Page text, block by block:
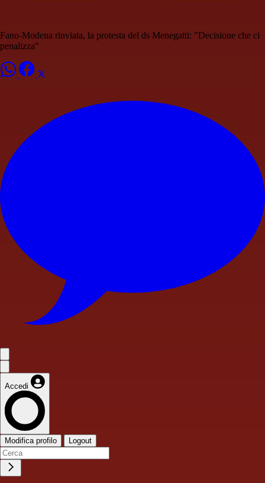
Fano-Modena rinviata, la protesta del ds Menegatti: "Decisione che ci
penalizza"
Accedi
Modifica profilo Logout